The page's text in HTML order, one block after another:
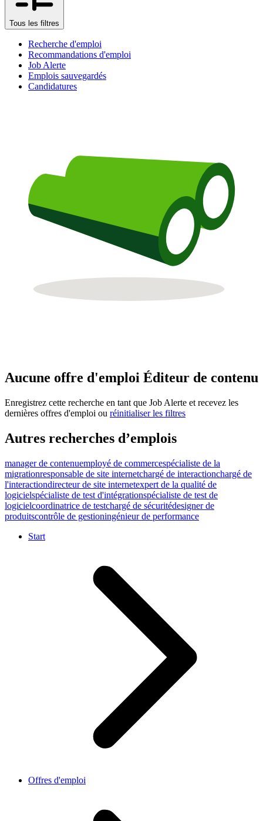
Tous les filtres
Recherche d'emploi
Recommandations d'emploi
Job Alerte
Emplois sauvegardés
Candidatures
Aucune offre d'emploi Éditeur de contenu
Enregistrez cette recherche en tant que Job Alerte et recevez les
dernières offres d'emploi ou réinitialiser les filtres
Autres recherches d’emplois
manager de contenuemployé de commercespécialiste de la
migrationresponsable de site internetchargé de interactionchargé de
l'interactiondirecteur de site internetexpert de la qualité de
logicielspécialiste de test d'intégrationspécialiste de test de
logicielcoordinatrice de testchargé de sécuritédesigner de
produitscontrôle de gestioningénieur de performance
Start
Offres d'emploi